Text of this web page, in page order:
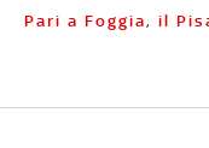
Pari a Foggia, il